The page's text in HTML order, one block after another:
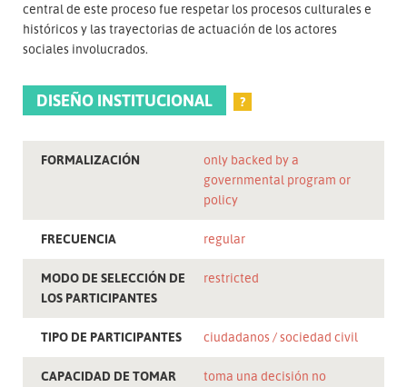
central de este proceso fue respetar los procesos culturales e
históricos y las trayectorias de actuación de los actores
sociales involucrados.
DISEÑO INSTITUCIONAL ?
FORMALIZACIÓN
only backed by a
governmental program or
policy
FRECUENCIA regular
MODO DE SELECCIÓN DE
LOS PARTICIPANTES
restricted
TIPO DE PARTICIPANTES ciudadanos sociedad civil
CAPACIDAD DE TOMAR
toma una decisión no